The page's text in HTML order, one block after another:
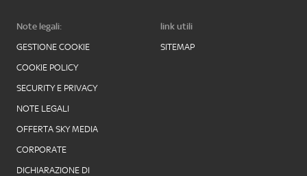
Note legali:
GESTIONE COOKIE
COOKIE POLICY
SECURITY E PRIVACY
NOTE LEGALI
OFFERTA SKY MEDIA
CORPORATE
DICHIARAZIONE DI
link utili
SITEMAP